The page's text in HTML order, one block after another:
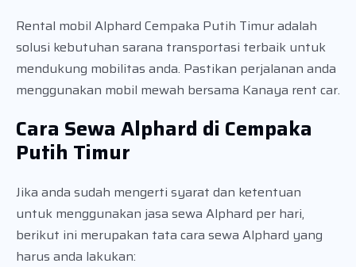
Rental mobil Alphard Cempaka Putih Timur adalah
solusi kebutuhan sarana transportasi terbaik untuk
mendukung mobilitas anda. Pastikan perjalanan anda
menggunakan mobil mewah bersama Kanaya rent car.
Cara Sewa Alphard di Cempaka
Putih Timur
Jika anda sudah mengerti syarat dan ketentuan
untuk menggunakan jasa sewa Alphard per hari,
berikut ini merupakan tata cara sewa Alphard yang
harus anda lakukan: